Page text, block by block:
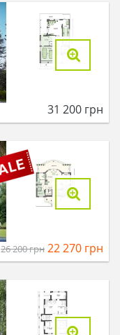
31 200 грн
26 200грн 22 270 грн